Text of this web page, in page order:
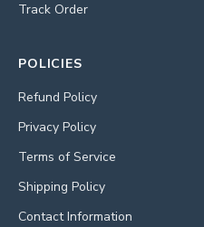
Track Order
POLICIES
Refund Policy
Privacy Policy
Terms of Service
Shipping Policy
Contact Information